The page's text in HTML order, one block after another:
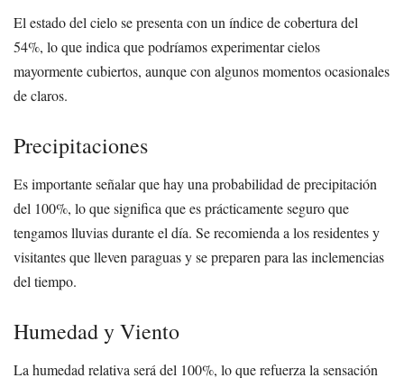
El estado del cielo se presenta con un índice de cobertura del
54%, lo que indica que podríamos experimentar cielos
mayormente cubiertos, aunque con algunos momentos ocasionales
de claros.
Precipitaciones
Es importante señalar que hay una probabilidad de precipitación
del 100%, lo que significa que es prácticamente seguro que
tengamos lluvias durante el día. Se recomienda a los residentes y
visitantes que lleven paraguas y se preparen para las inclemencias
del tiempo.
Humedad y Viento
La humedad relativa será del 100%, lo que refuerza la sensación